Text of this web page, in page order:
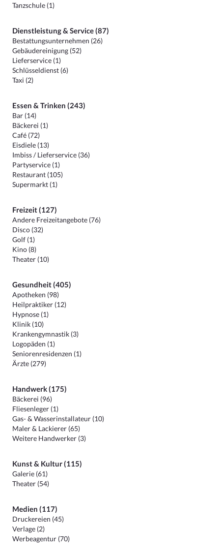
Tanzschule (1)
Dienstleistung & Service (87)
Bestattungsunternehmen (26)
Gebäudereinigung (52)
Lieferservice (1)
Schlüsseldienst (6)
Taxi (2)
Essen & Trinken (243)
Bar (14)
Bäckerei (1)
Café (72)
Eisdiele (13)
Imbiss / Lieferservice (36)
Partyservice (1)
Restaurant (105)
Supermarkt (1)
Freizeit (127)
Andere Freizeitangebote (76)
Disco (32)
Golf (1)
Kino (8)
Theater (10)
Gesundheit (405)
Apotheken (98)
Heilpraktiker (12)
Hypnose (1)
Klinik (10)
Krankengymnastik (3)
Logopäden (1)
Seniorenresidenzen (1)
Ärzte (279)
Handwerk (175)
Bäckerei (96)
Fliesenleger (1)
Gas- & Wasserinstallateur (10)
Maler & Lackierer (65)
Weitere Handwerker (3)
Kunst & Kultur (115)
Galerie (61)
Theater (54)
Medien (117)
Druckereien (45)
Verlage (2)
Werbeagentur (70)